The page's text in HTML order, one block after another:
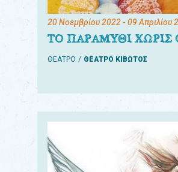
20 Νοεμβρίου 2022- 09 Απριλίου
ΤΟ ΠΑΡΑΜΥΘΙ
ΘΕΑΤΡΟ ΘΕΑΤΡΟ ΚΙΒΩΤΟΣ